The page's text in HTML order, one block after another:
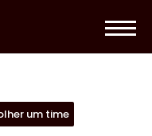
um time